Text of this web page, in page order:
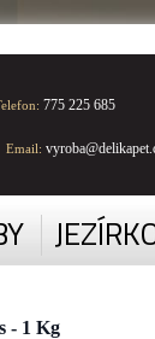
775 225 685
Email:
- 1 Kg